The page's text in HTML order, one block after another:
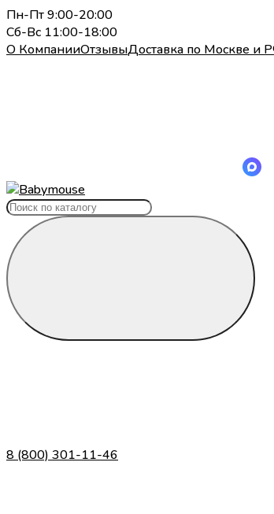
Пн-Пт 9:00-20:00
Сб-Вс 11:00-18:00
О КомпанииОтзывыДоставка по Москве и
8 (800) 301-11-46